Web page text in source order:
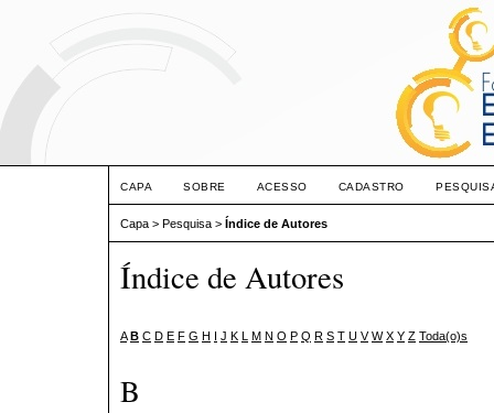
CAPA SOBRE ACESSO CADASTRO
Capa > Pesquisa > Índice de Autores
Índice de Autores
A B C D E F G H I J K L M N O P Q R S T U V W X Y Z Toda(o)s
B